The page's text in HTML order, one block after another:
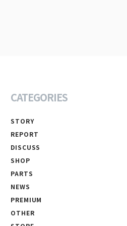
CATEGORIES
STORY
REPORT
DISCUSS
SHOP
PARTS
NEWS
PREMIUM
OTHER